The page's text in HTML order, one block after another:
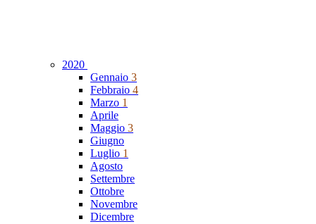
2020
Gennaio 3
Febbraio 4
Marzo 1
Aprile
Maggio 3
Giugno
Luglio 1
Agosto
Settembre
Ottobre
Novembre
Dicembre